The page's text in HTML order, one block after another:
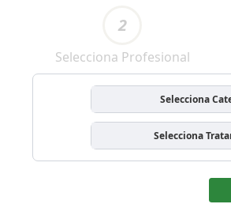
2
Selecciona Profesional
Selecciona
Selecciona